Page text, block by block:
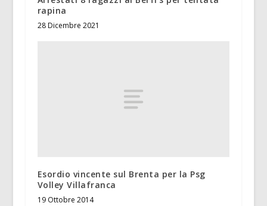
rapina
28 Dicembre 2021
Esordio vincente sul Brenta per la Psg
Volley Villafranca
19 Ottobre 2014